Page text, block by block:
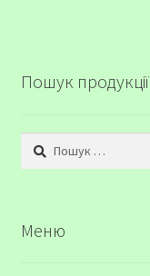
Пошук продукції
Пошук:
Меню